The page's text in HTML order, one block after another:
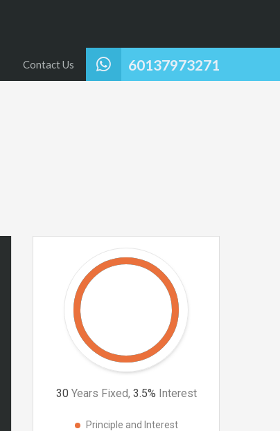
60137973271
Contact Us
30 Years Fixed, 3.5% Interest
Principle and Interest